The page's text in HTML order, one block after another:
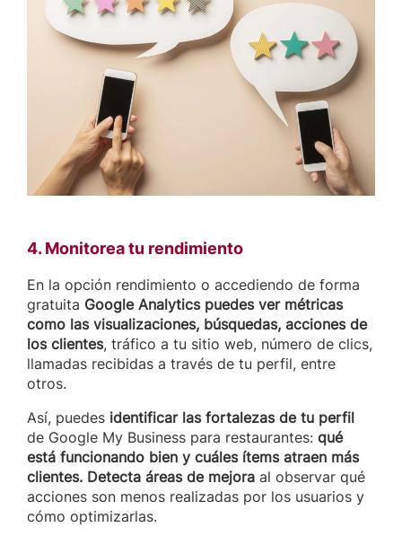
4. Monitorea tu rendimiento
En la opción rendimiento o accediendo de forma
gratuita Google Analytics puedes ver métricas
como las visualizaciones, búsquedas, acciones de
los clientes, tráfico a tu sitio web, número de clics,
llamadas recibidas a través de tu perfil, entre
otros.
Así, puedes identificar las fortalezas de tu perfil
de Google My Business para restaurantes: qué
está funcionando bien y cuáles ítems atraen más
clientes. Detecta áreas de mejora al observar qué
acciones son menos realizadas por los usuarios y
cómo optimizarlas.